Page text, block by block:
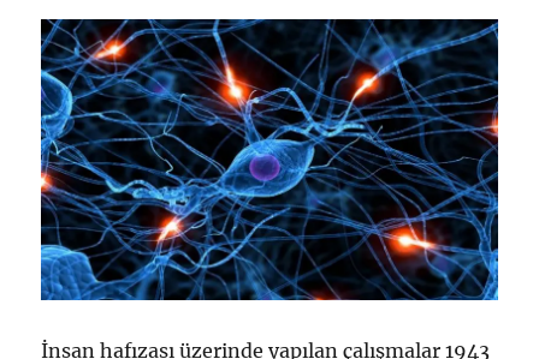
İnsan hafızası üzerinde yapılan çalışmalar 1943